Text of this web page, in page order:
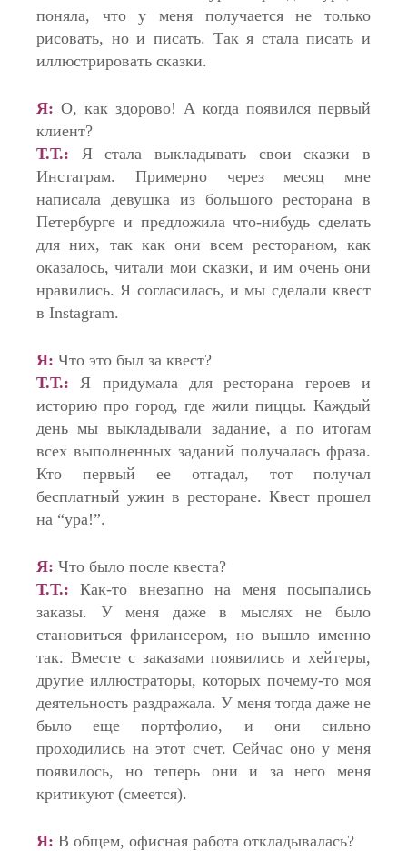
поняла, что у меня получается не только
рисовать, но и писать. Так я стала писать и
иллюстрировать сказки.
Я: О, как здорово! А когда появился первый
клиент?
Т.Т.: Я стала выкладывать свои сказки в
Инстаграм. Примерно через месяц мне
написала девушка из большого ресторана в
Петербурге и предложила что-нибудь сделать
для них, так как они всем рестораном, как
оказалось, читали мои сказки, и им очень они
нравились. Я согласилась, и мы сделали квест
в Instagram.
Я: Что это был за квест?
Т.Т.: Я придумала для ресторана героев и
историю про город, где жили пиццы. Каждый
день мы выкладывали задание, а по итогам
всех выполненных заданий получалась фраза.
Кто первый ее отгадал, тот получал
бесплатный ужин в ресторане. Квест прошел
на “ура!”.
Я: Что было после квеста?
Т.Т.: Как-то внезапно на меня посыпались
заказы. У меня даже в мыслях не было
становиться фрилансером, но вышло именно
так. Вместе с заказами появились и хейтеры,
другие иллюстраторы, которых почему-то моя
деятельность раздражала. У меня тогда даже не
было еще портфолио, и они сильно
проходились на этот счет. Сейчас оно у меня
появилось, но теперь они и за него меня
критикуют (смеется).
Я: В общем, офисная работа откладывалась?